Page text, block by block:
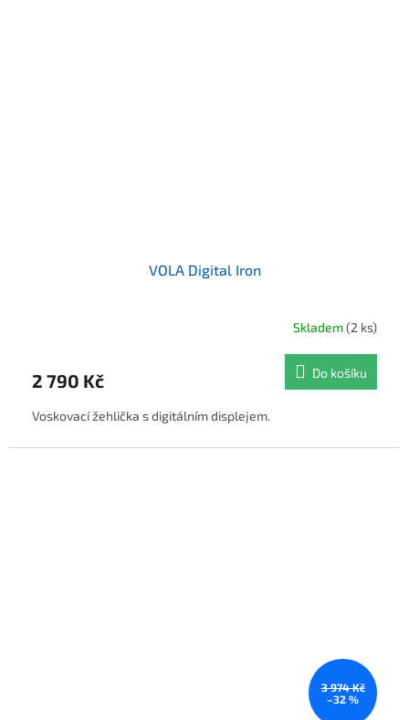
VOLA Digital Iron
Skladem(2 ks)
2 790 Kč Do košíku
Voskovací žehlička s digitálním displejem.
3 974 Kč
–32 %